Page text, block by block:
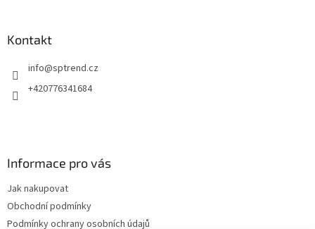
Kontakt
info@sptrend.cz
+420776341684
Informace pro vás
Jak nakupovat
Obchodní podmínky
Podmínky ochrany osobních údajů